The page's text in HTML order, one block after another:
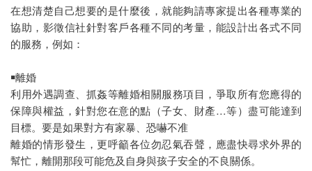
在想清楚自己想要的是什麼後，就能夠請專家提出各種專業的
協助，影徵信社針對客戶各種不同的考量，能設計出各式不同
的服務，例如：
￭離婚
利用外遇調查、抓姦等離婚相關服務項目，爭取所有您應得的
保障與權益，針對您在意的點（子女、財產…等）盡可能達到
目標。要是如果對方有家暴、恐嚇不准
離婚的情形發生，更呼籲各位勿忍氣吞聲，應盡快尋求外界的
幫忙，離開那段可能危及自身與孩子安全的不良關係。